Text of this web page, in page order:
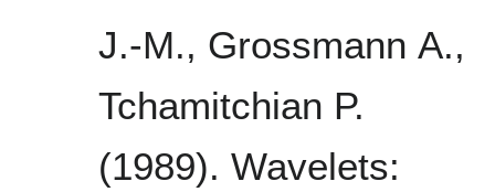
J.-M., Grossmann A.,
Tchamitchian P.
(1989). Wavelets: